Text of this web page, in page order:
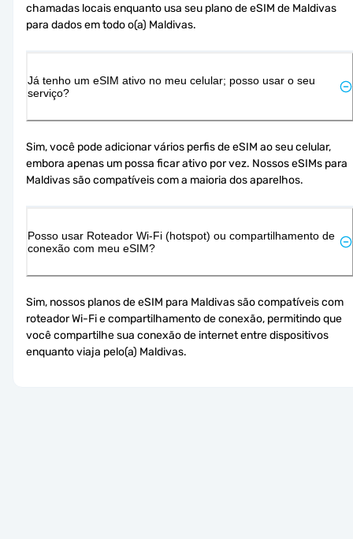
chamadas locais enquanto usa seu plano de eSIM de Maldivas
para dados em todo o(a) Maldivas.
Já tenho um eSIM ativo no meu celular; posso usar o seu
serviço?
Sim, você pode adicionar vários perfis de eSIM ao seu celular,
embora apenas um possa ficar ativo por vez. Nossos eSIMs para
Maldivas são compatíveis com a maioria dos aparelhos.
Posso usar Roteador Wi-Fi (hotspot) ou compartilhamento de
conexão com meu eSIM?
Sim, nossos planos de eSIM para Maldivas são compatíveis com
roteador Wi-Fi e compartilhamento de conexão, permitindo que
você compartilhe sua conexão de internet entre dispositivos
enquanto viaja pelo(a) Maldivas.